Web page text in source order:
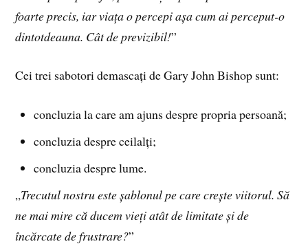
foarte precis, iar viața o percepi așa cum ai perceput-o
dintotdeauna. Cât de previzibil!”
Cei trei sabotori demascați de Gary John Bishop sunt:
concluzia la care am ajuns despre propria persoană;
concluzia despre ceilalți;
concluzia despre lume.
„Trecutul nostru este șablonul pe care crește viitorul. Să
ne mai mire că ducem vieți atât de limitate și de
încărcate de frustrare?”